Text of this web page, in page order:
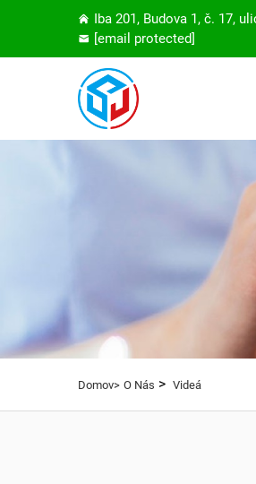
Iba 201, Budova 1, č. 17,
[email protected]
Domov> O Nás > Videá